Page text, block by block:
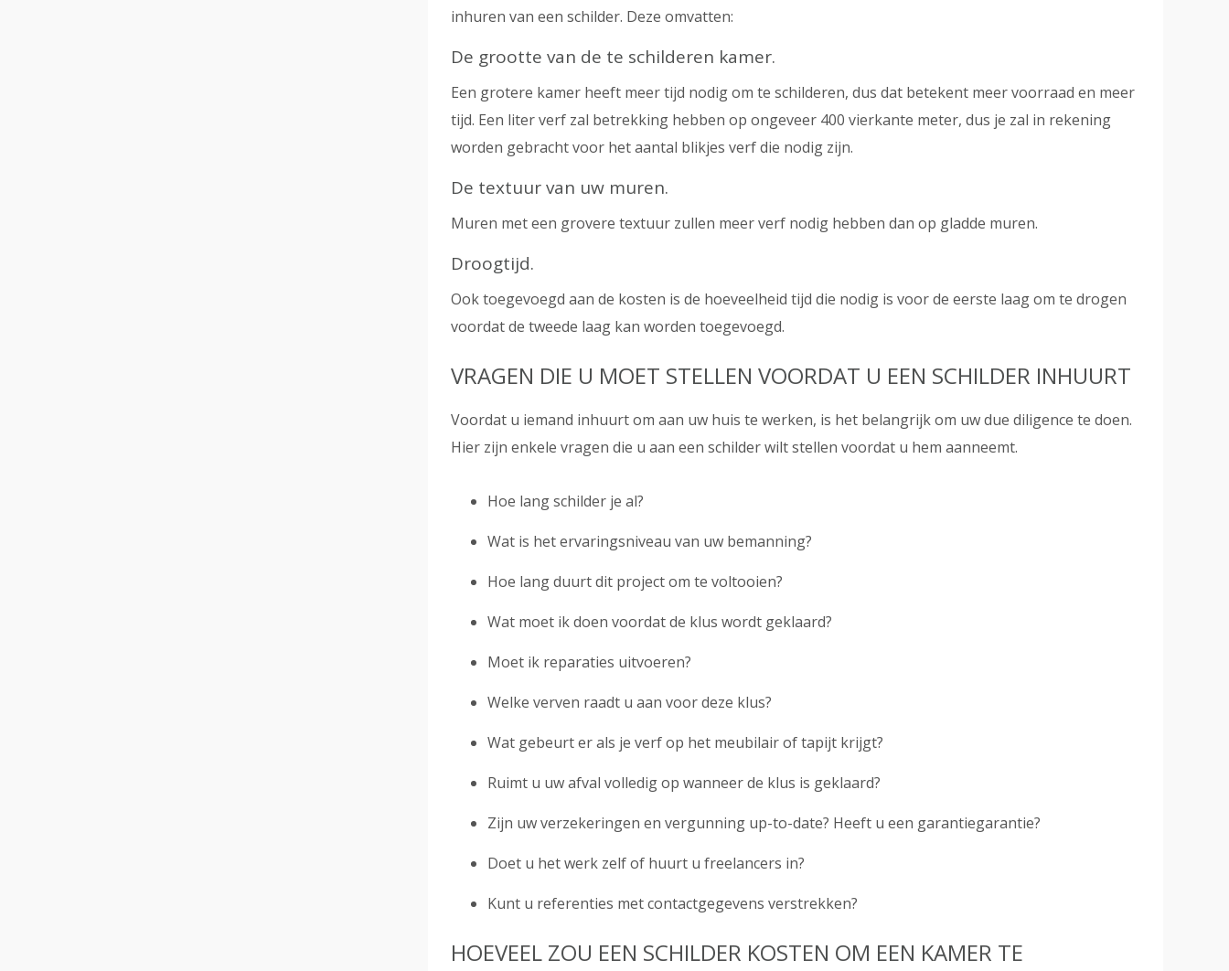
inhuren van een schilder. Deze omvatten:
De grootte van de te schilderen kamer.
Een grotere kamer heeft meer tijd nodig om te schilderen, dus dat betekent meer voorraad en meer
tijd. Een liter verf zal betrekking hebben op ongeveer 400 vierkante meter, dus je zal in rekening
worden gebracht voor het aantal blikjes verf die nodig zijn.
De textuur van uw muren.
Muren met een grovere textuur zullen meer verf nodig hebben dan op gladde muren.
Droogtijd.
Ook toegevoegd aan de kosten is de hoeveelheid tijd die nodig is voor de eerste laag om te drogen
voordat de tweede laag kan worden toegevoegd.
VRAGEN DIE U MOET STELLEN VOORDAT U EEN SCHILDER INHUURT
Voordat u iemand inhuurt om aan uw huis te werken, is het belangrijk om uw due diligence te doen.
Hier zijn enkele vragen die u aan een schilder wilt stellen voordat u hem aanneemt.
Hoe lang schilder je al?
Wat is het ervaringsniveau van uw bemanning?
Hoe lang duurt dit project om te voltooien?
Wat moet ik doen voordat de klus wordt geklaard?
Moet ik reparaties uitvoeren?
Welke verven raadt u aan voor deze klus?
Wat gebeurt er als je verf op het meubilair of tapijt krijgt?
Ruimt u uw afval volledig op wanneer de klus is geklaard?
Zijn uw verzekeringen en vergunning up-to-date? Heeft u een garantiegarantie?
Doet u het werk zelf of huurt u freelancers in?
Kunt u referenties met contactgegevens verstrekken?
HOEVEEL ZOU EEN SCHILDER KOSTEN OM EEN KAMER TE